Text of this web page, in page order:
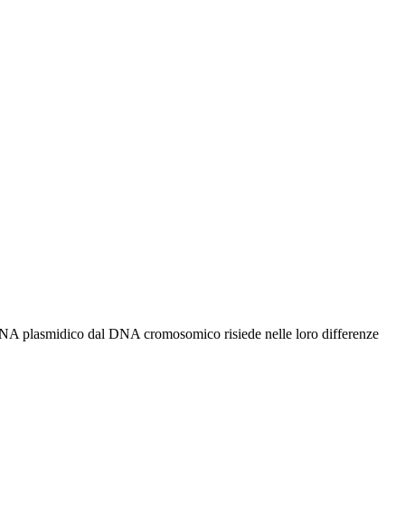
plasmidico dal DNA cromosomico risiede nelle loro differenze